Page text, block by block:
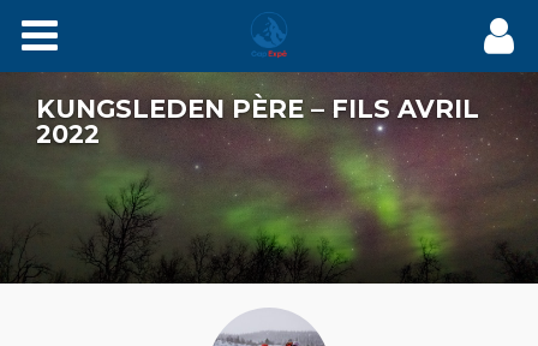
Récits
Videos
Carnets
KUNGSLEDEN PÈRE – FILS AVRIL
2022